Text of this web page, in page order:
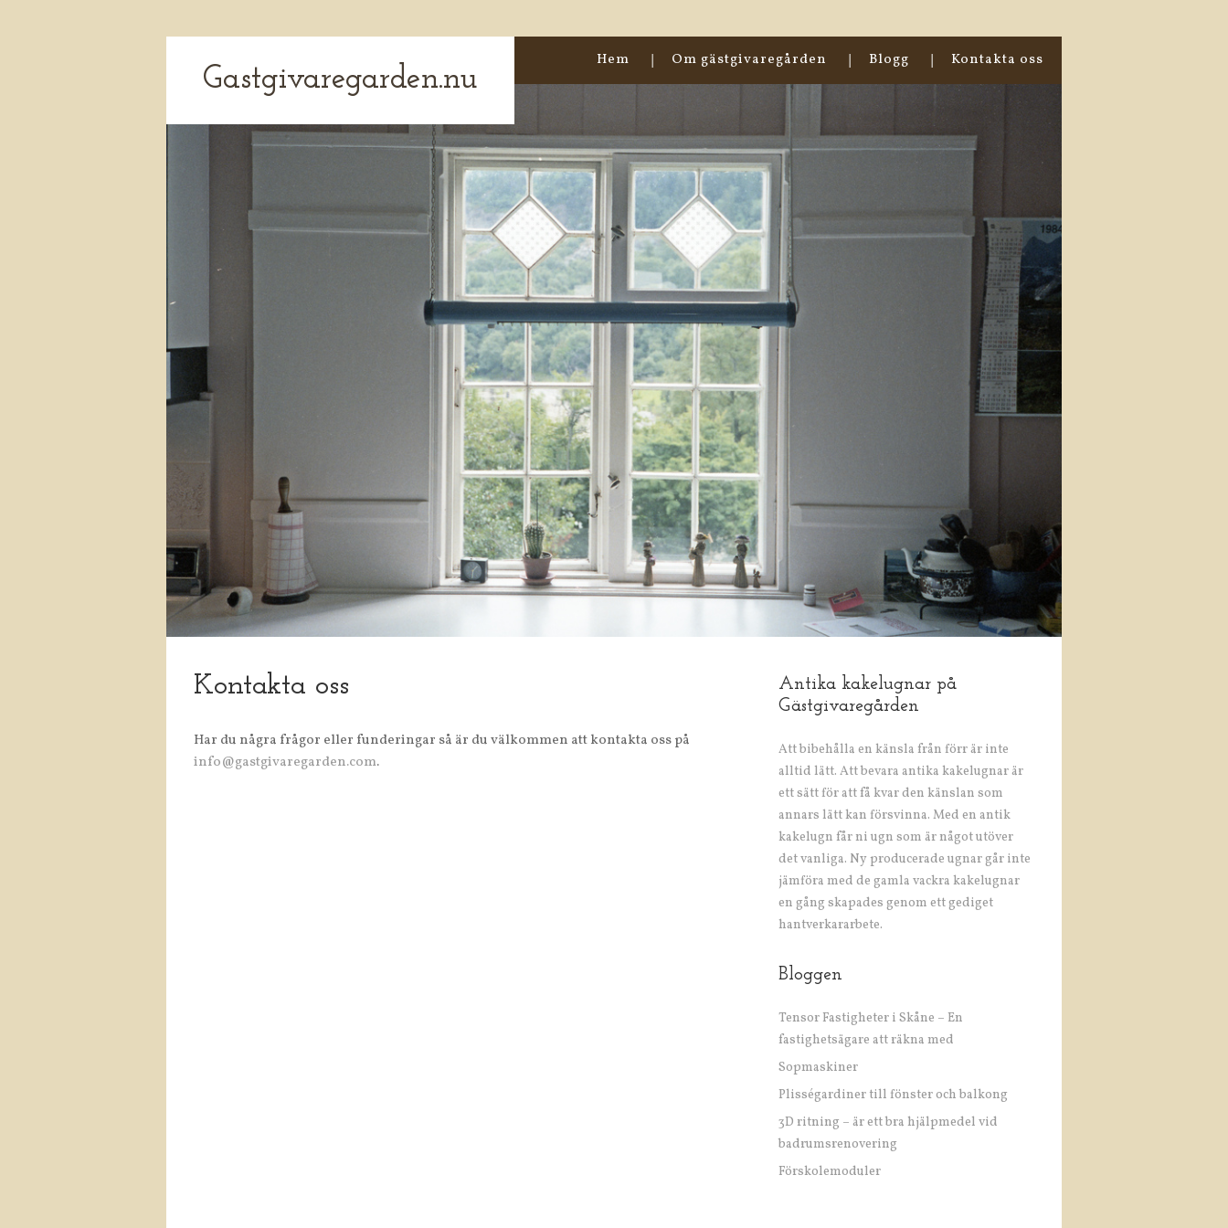
Gastgivaregarden.nu
Hem Om gästgivaregården Blogg Kontakta oss
Kontakta oss
Har du några frågor eller funderingar så är du välkommen att kontakta oss på
info@gastgivaregarden.com.
Antika kakelugnar på
Gästgivaregården
Att bibehålla en känsla från förr är inte
alltid lätt. Att bevara antika kakelugnarär
ett sätt för att få kvar den känslan som
annars lätt kan försvinna. Med en antik
kakelugn får ni ugn som är något utöver
det vanliga. Ny producerade ugnar går inte
jämföra med de gamla vackra kakelugnar
en gång skapades genom ett gediget
hantverkararbete.
Bloggen
Tensor Fastigheter i Skåne – En
fastighetsägare att räkna med
Sopmaskiner
Plisségardiner till fönster och balkong
3D ritning – är ett bra hjälpmedel vid
badrumsrenovering
Förskolemoduler